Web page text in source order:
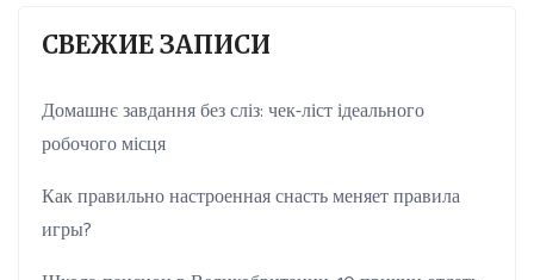
СВЕЖИЕ ЗАПИСИ
Домашнє завдання без сліз: чек-ліст ідеального
робочого місця
Как правильно настроенная снасть меняет правила
игры?